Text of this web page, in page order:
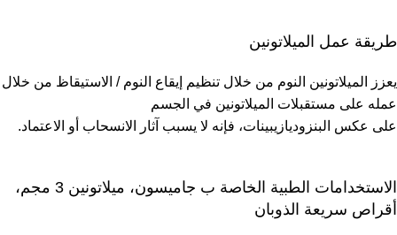
طريقة عمل الميلاتونين
يعزز الميلاتونين النوم من خلال تنظيم إيقاع النوم / الاستيقاظ من خلال
عمله على مستقبلات الميلاتونين في الجسم
على عكس البنزوديازيبينات، فإنه لا يسبب آثار الانسحاب أو الاعتماد.
الاستخدامات الطبية الخاصة ب جاميسون، ميلاتونين 3 مجم،
أقراص سريعة الذوبان